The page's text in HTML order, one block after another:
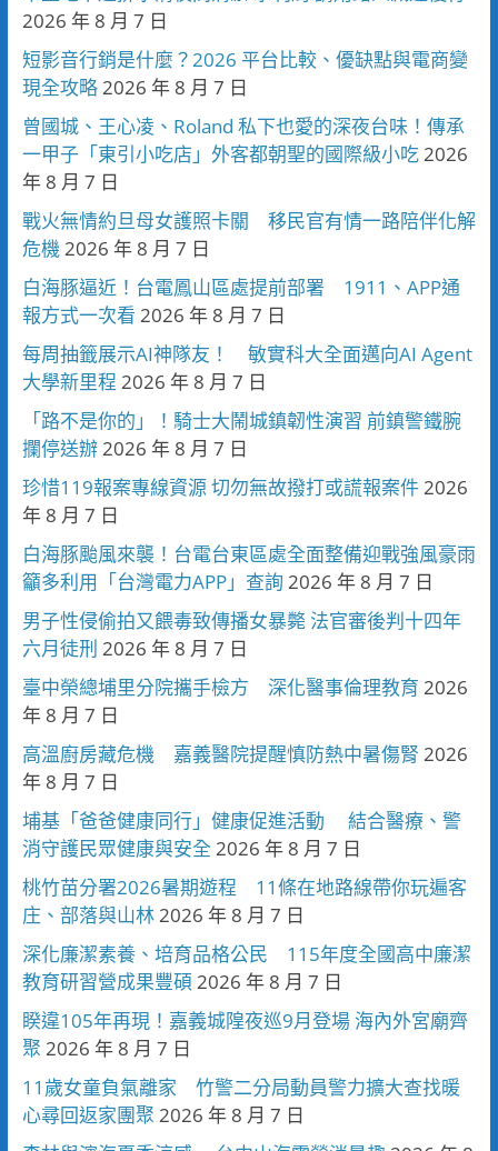
2026 年 8 月 7 日
短影音行銷是什麼？2026 平台比較、優缺點與電商變
現全攻略2026 年 8 月 7 日
曾國城、王心凌、Roland 私下也愛的深夜台味！傳承
一甲子「東引小吃店」外客都朝聖的國際級小吃2026
年 8 月 7 日
戰火無情約旦母女護照卡關 移民官有情一路陪伴化解
危機2026 年 8 月 7 日
白海豚逼近！台電鳳山區處提前部署 1911、APP通
報方式一次看 2026 年 8 月 7 日
每周抽籤展示AI神隊友！ 敏實科大全面邁向AI Agent
大學新里程 2026 年 8 月 7 日
「路不是你的」！騎士大鬧城鎮韌性演習 前鎮警鐵腕
攔停送辦2026 年 8 月 7 日
珍惜119報案專線資源 切勿無故撥打或謊報案件2026
年 8 月 7 日
白海豚颱風來襲！台電台東區處全面整備迎戰強風豪雨
籲多利用「台灣電力APP」查詢 2026 年 8 月 7 日
男子性侵偷拍又餵毒致傳播女暴斃 法官審後判十四年
六月徒刑 2026 年 8 月 7 日
臺中榮總埔里分院攜手檢方 深化醫事倫理教育 2026
年 8 月 7 日
高溫廚房藏危機 嘉義醫院提醒慎防熱中暑傷腎 2026
年 8 月 7 日
埔基「爸爸健康同行」健康促進活動 結合醫療、警
消守護民眾健康與安全 2026 年 8 月 7 日
桃竹苗分署2026暑期遊程 11條在地路線帶你玩遍客
庄、部落與山林2026 年 8 月 7 日
深化廉潔素養、培育品格公民 115年度全國高中廉潔
教育研習營成果豐碩 2026 年 8 月 7 日
睽違105年再現！嘉義城隍夜巡9月登場 海內外宮廟齊
聚 2026 年 8 月 7 日
11歲女童負氣離家 竹警二分局動員警力擴大查找暖
心尋回返家團聚 2026 年 8 月 7 日